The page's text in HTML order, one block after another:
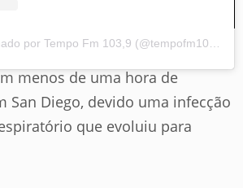
Stewart cancelou uma
menos de uma hora de
San Diego, devido uma infecção
que evoluiu para